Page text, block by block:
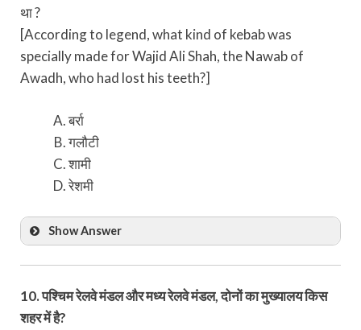
था ?
[According to legend, what kind of kebab was
specially made for Wajid Ali Shah, the Nawab of
Awadh, who had lost his teeth?]
बर्रा
गलौटी
शामी
रेशमी
Show Answer
10. पश्चिम रेलवे मंडल और मध्य रेलवे मंडल, दोनों का मुख्यालय किस
शहर में है?